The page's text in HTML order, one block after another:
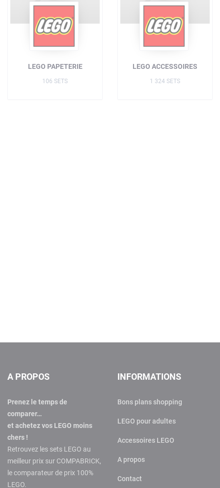
LEGO PAPETERIE
106 SETS
LEGO ACCESSOIRES
1 324 SETS
A PROPOS
Prenez le temps de
comparer…
et achetez vos LEGO moins
chers !
Retrouvez les sets LEGO au
meilleur prix sur COMPABRICK,
le comparateur de prix 100%
LEGO.
INFORMATIONS
Bons plans shopping
LEGO pour adultes
Accessoires LEGO
A propos
Contact